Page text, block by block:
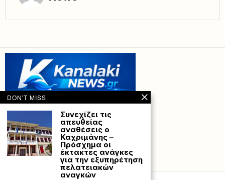
by Hostville”)
DON'T MISS
Συνεχίζει τις
απευθείας
αναθέσεις ο
Καχριμάνης –
Πρόσχημα οι
έκτακτες ανάγκες
για την εξυπηρέτηση
πελατειακών
αναγκών